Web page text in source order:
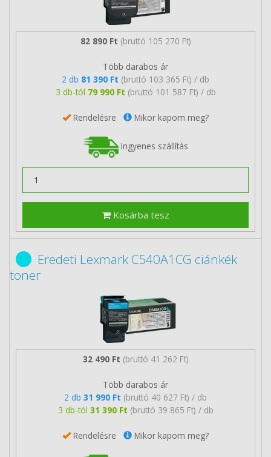
82 890 Ft (bruttó 105 270 Ft)
Több darabos ár
2 db 81 390 Ft (bruttó 103 365 Ft) / db
3 db-tól 79 990 Ft (bruttó 101 587 Ft) / db
Rendelésre Mikor kapom meg?
Ingyenes szállítás
Kosárba tesz
Eredeti Lexmark C540A1CG ciánkék
toner
32 490 Ft (bruttó 41 262 Ft)
Több darabos ár
2 db 31 990 Ft (bruttó 40 627 Ft) / db
3 db-tól 31 390 Ft (bruttó 39 865 Ft) / db
Rendelésre Mikor kapom meg?